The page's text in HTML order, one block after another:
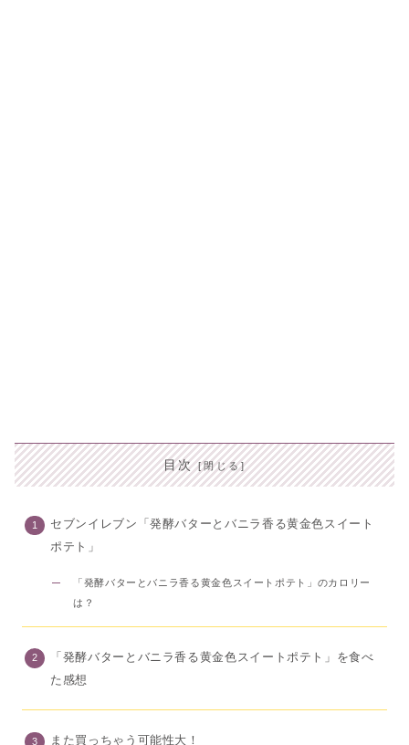
目次
セブンイレブン「発酵バターとバニラ香る黄金色スイート
ポテト」
「発酵バターとバニラ香る黄金色スイートポテト」のカロリー
は？
「発酵バターとバニラ香る黄金色スイートポテト」を食べ
た感想
また買っちゃう可能性大！